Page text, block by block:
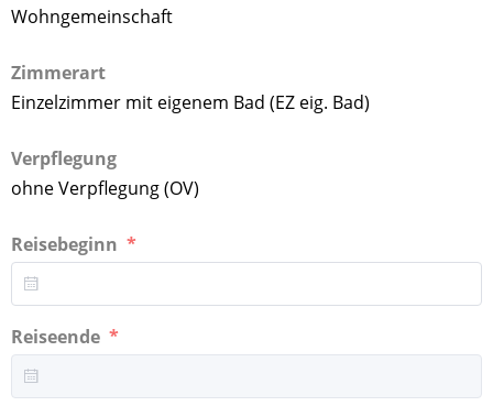
Wohngemeinschaft
Zimmerart
Einzelzimmer mit eigenem Bad (EZ eig. Bad)
Verpflegung
ohne Verpflegung (OV)
Reisebeginn
Reiseende